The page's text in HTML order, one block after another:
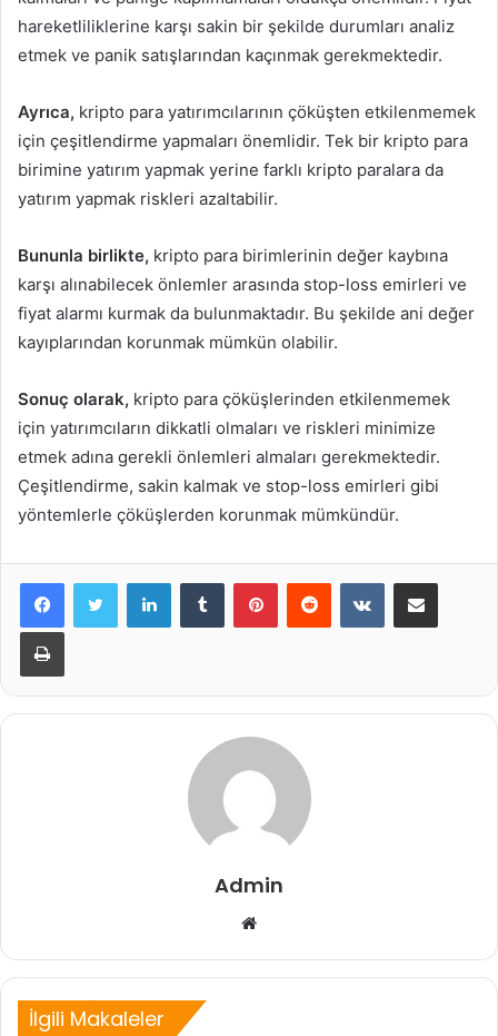
hareketliliklerine karşı sakin bir şekilde durumları analiz
etmek ve panik satışlarından kaçınmak gerekmektedir.
Ayrıca, kripto para yatırımcılarının çöküşten etkilenmemek
için çeşitlendirme yapmaları önemlidir. Tek bir kripto para
birimine yatırım yapmak yerine farklı kripto paralara da
yatırım yapmak riskleri azaltabilir.
Bununla birlikte, kripto para birimlerinin değer kaybına
karşı alınabilecek önlemler arasında stop-loss emirleri ve
fiyat alarmı kurmak da bulunmaktadır. Bu şekilde ani değer
kayıplarından korunmak mümkün olabilir.
Sonuç olarak, kripto para çöküşlerinden etkilenmemek
için yatırımcıların dikkatli olmaları ve riskleri minimize
etmek adına gerekli önlemleri almaları gerekmektedir.
Çeşitlendirme, sakin kalmak ve stop-loss emirleri gibi
yöntemlerle çöküşlerden korunmak mümkündür.
LinkedInTumblr PinterestReddit VKontakteE-Posta ile paylaş
Yazdır
Admin
Web
İlgili Makaleler